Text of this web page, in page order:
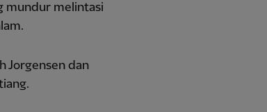
mundur melintasi
Jorgensen dan